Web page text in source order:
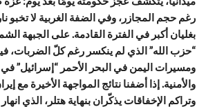
رغم حجم المجازر، وفي الضفة الغربية لا تخبو
بغليان أكبر في الفترة القادمة. على الجبهة
“حزب الله” الذي لم ينكسر رغم كلّ الضربات،
ومسيرات اليمن في البحر الأحمر “إسرائيل” في
والأمنية. إذا أضفنا نتائج المواجهة الأخيرة مع
وتراكم الإخفاقات يذكّران بنهاية هتلر، الذي